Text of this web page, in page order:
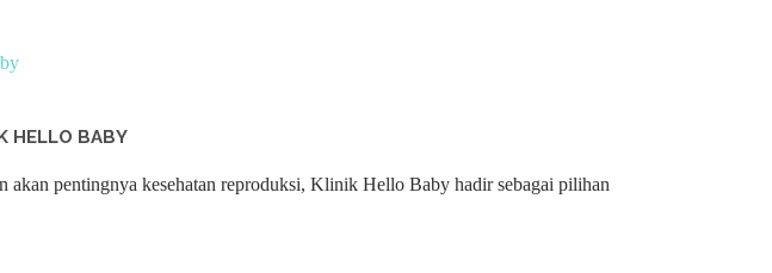
HELLO BABY
pentingnya kesehatan reproduksi, Klinik Hello Baby hadir sebagai pilihan